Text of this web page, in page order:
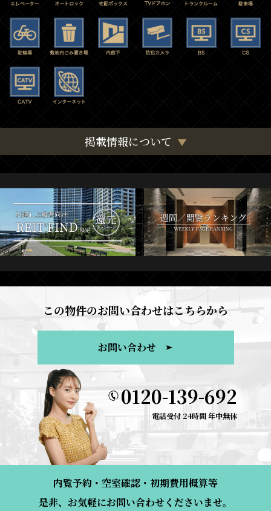
掲載情報について
この物件のお問い合わせはこちらから
お問い合わせ
0120-139-692
電話受付 24時間 年中無休
内覧予約・空室確認・初期費用概算等
是非、お気軽にお問い合わせくださいませ。